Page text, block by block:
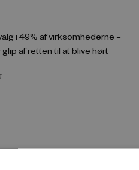
i 49% af virksomhederne –
af retten til at blive hørt